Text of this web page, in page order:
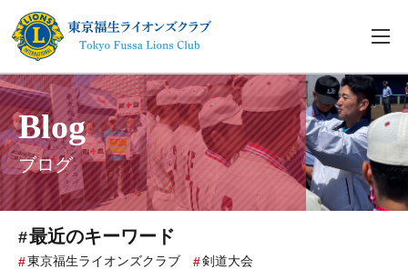
Blog
ブログ
最近のキーワード
東京福生ライオンズクラブ
剣道大会